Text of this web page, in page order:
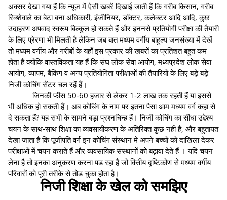
अक्सर देखा गया हैं कि न्यूज में ऐसी खबरें दिखाई जाती हैं कि गरीब किसान, गरीब
रिक्शेवाले का बेटा बना अधिकारी, इंजीनियर, डॉक्टर, कलेक्टर आदि आदि, कुछ
उदाहरण अपवाद स्वरूप बिल्कुल हो सकते हैं और इननसे प्रतियोगी परीक्षा की तैयारी
के लिए प्रेरणा भी मिलती है लेकिन जब बात मध्यम वर्गीय बाहुल्य जनसंख्या में देखें
तो मध्यम वर्गीय और गरीबों के यहाँ इस प्रकार की खबरों का प्रतिशत बहुत कम
होता हैं क्योंकि वास्तविकता यह हैं कि संघ लोक सेवा आयोग, मध्यप्रदेश लोक सेवा
आयोग, व्यापम, बैंकिंग व अन्य प्रतियोगिता परीक्षाओं की तैयारियों के लिए बड़े बड़े
निजी कोचिंग सेंटर चल रहें हैं।
जिनकी फीस 50-60 हजार से लेकर 1-2 लाख तक रहती हैं या इससे
भी अधिक हो सकती हैं। अब कोचिंग के नाम पर इतना पैसा आम मध्यम वर्ग कहा से
दे सकता हैं? यह सभी के सामने बड़ा प्रश्नचिन्ह हैं। निजी कोचिंग का सीधा उद्देश्य
चयन के साथ-साथ शिक्षा का व्यवसायीकरण के अतिरिक्त कुछ नही है, और बहुतायत
देखा जाता है कि पूंजीपति वर्ग इन कोचिंग संस्थान मे अपने बच्चों को दाखिला देकर
परीक्षाओं में चयन कराते हैं और व्यवसायिक संस्थानों को बढ़ावा देते हैं । यदि चयन
लेना है तो इनका अनुकरण करना पड रहा है जो वित्तीय दृष्टिकोण से मध्यम वर्गीय
परिवारों को पूरी तरीके से तोड चुका होता है।
निजी शिक्षा के खेल को समझिए